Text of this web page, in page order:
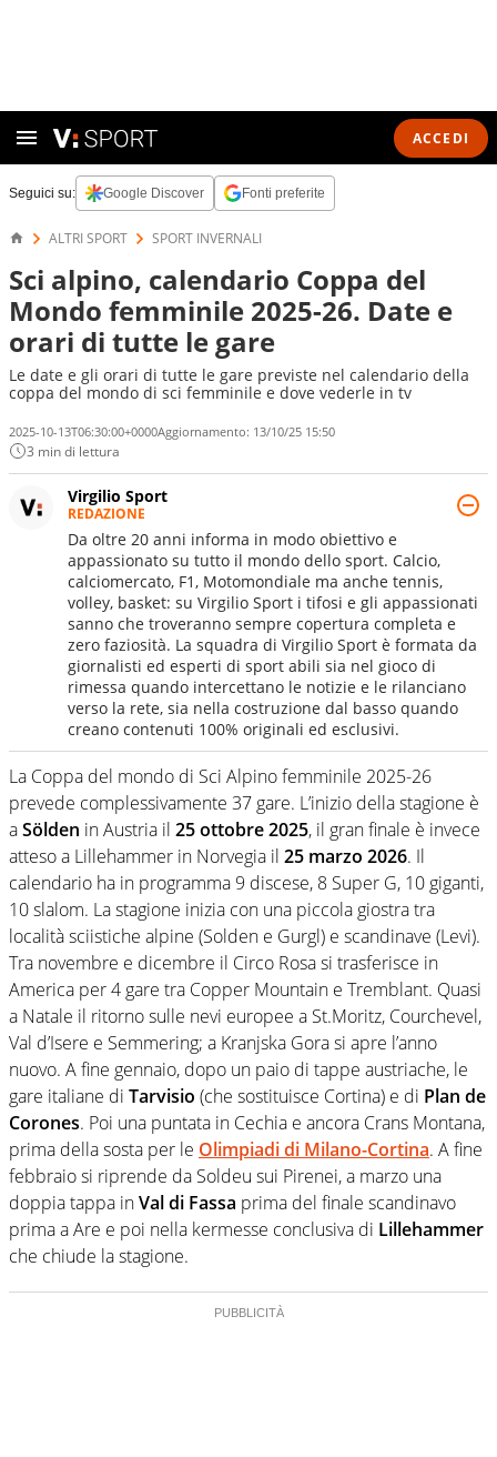
ACCEDI
Seguici su: Google Discover Fonti preferite
ALTRI SPORT SPORT INVERNALI
Sci alpino, calendario Coppa del
Mondo femminile 2025-26. Date e
orari di tutte le gare
Le date e gli orari di tutte le gare previste nel calendario della
coppa del mondo di sci femminile e dove vederle in tv
2025-10-13T06:30:00+0000Aggiornamento: 13/10/25 15:50
3 min di lettura
Virgilio Sport
REDAZIONE
Da oltre 20 anni informa in modo obiettivo e
appassionato su tutto il mondo dello sport. Calcio,
calciomercato, F1, Motomondiale ma anche tennis,
volley, basket: su Virgilio Sport i tifosi e gli appassionati
sanno che troveranno sempre copertura completa e
zero faziosità. La squadra di Virgilio Sport è formata da
giornalisti ed esperti di sport abili sia nel gioco di
rimessa quando intercettano le notizie e le rilanciano
verso la rete, sia nella costruzione dal basso quando
creano contenuti 100% originali ed esclusivi.
La Coppa del mondo di Sci Alpino femminile 2025-26
prevede complessivamente 37 gare. L’inizio della stagione è
aSölden in Austria il 25 ottobre 2025, il gran finale è invece
atteso a Lillehammer in Norvegia il 25 marzo 2026. Il
calendario ha in programma 9 discese, 8 Super G, 10 giganti,
10 slalom. La stagione inizia con una piccola giostra tra
località sciistiche alpine (Solden e Gurgl) e scandinave (Levi).
Tra novembre e dicembre il Circo Rosa si trasferisce in
America per 4 gare tra Copper Mountain e Tremblant. Quasi
a Natale il ritorno sulle nevi europee a St.Moritz, Courchevel,
Val d’Isere e Semmering; a Kranjska Gora si apre l’anno
nuovo. A fine gennaio, dopo un paio di tappe austriache, le
gare italiane di Tarvisio (che sostituisce Cortina) e di Plan de
Corones. Poi una puntata in Cechia e ancora Crans Montana,
prima della sosta per le Olimpiadi di Milano-Cortina. A fine
febbraio si riprende da Soldeu sui Pirenei, a marzo una
doppia tappa inVal di Fassa prima del finale scandinavo
prima a Are e poi nella kermesse conclusiva di Lillehammer
che chiude la stagione.